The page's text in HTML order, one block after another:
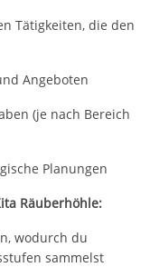
Tätigkeiten, die den
Angeboten
(je nach Bereich
Planungen
Räuberhöhle:
wodurch du
sammelst